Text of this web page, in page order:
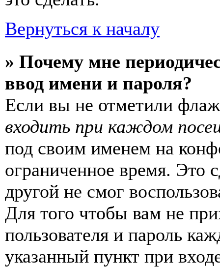
Вернуться к началу
» Почему мне
ввод имени и пароля?
Если вы не отметили
входить при каждом
под своим именем на
ограниченное время. Это
другой не смог
Для того чтобы вам не
пользователя и пароль
указанный пункт при